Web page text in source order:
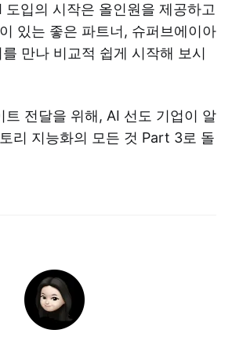
도입의 시작은 올인원을 제공하고
있는 좋은 파트너, 슈퍼브에이아
만나 비교적 쉽게 시작해 보시
트 전달을 위해, AI 선도 기업이 알
리 지능화의 모든 것 Part 3로 돌